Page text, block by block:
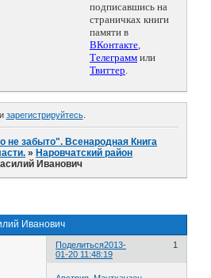
подписавшись на
страничках книги
памяти в
ВКонтакте,
Телеграмм или
Твиттер.
зарегистрируйтесь.
не забыто". Всенародная Книга
» Наровчатский район
Иванович
Иванович
Поделиться 1
2013-
01-20 11:48:19